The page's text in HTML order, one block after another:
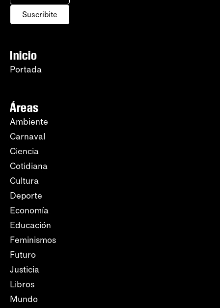
Suscribite
Inicio
Portada
Áreas
Ambiente
Carnaval
Ciencia
Cotidiana
Cultura
Deporte
Economía
Educación
Feminismos
Futuro
Justicia
Libros
Mundo